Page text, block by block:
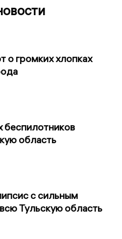
о громких хлопках
беспилотников
область
с сильным
Тульскую область